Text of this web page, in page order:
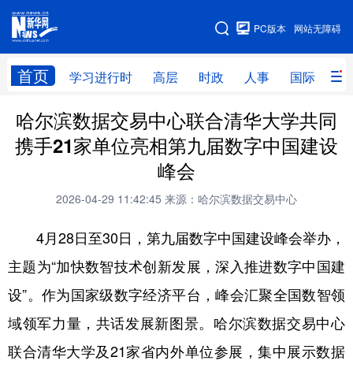
网站无障碍
PC版本
首页 学习进行时 高层 时政 人事 国际 财
网站地图
学习进行时 高层 时政 人事
国际 财经 网评 港澳
军事 访谈 视频
中央文件
食品 人居 信息化 乡村振兴
溯源中国 城市 旅游 能源
哈尔滨数据交易中心联合清华大学共同
携手21家单位亮相第九届数字中国建设
峰会
2026-04-29 11:42:45 来源：哈尔滨数据交易中心
4月28日至30日，第九届数字中国建设峰会举办，
主题为“加快数智技术创新发展，深入推进数字中国建
设”。作为国家级数字经济平台，峰会汇聚全国数智领
域领军力量，共话发展新图景。哈尔滨数据交易中心
联合清华大学及21家省内外单位参展，集中展示数据